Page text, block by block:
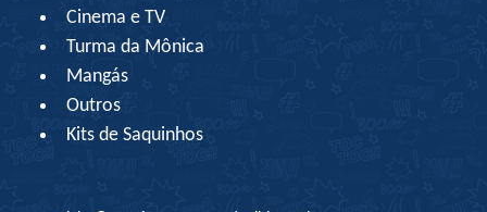
Cinema e TV
Turma da Mônica
Mangás
Outros
Kits de Saquinhos